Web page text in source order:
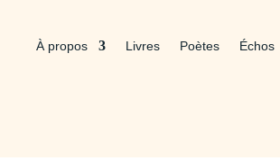
À propos Livres Poètes Échos